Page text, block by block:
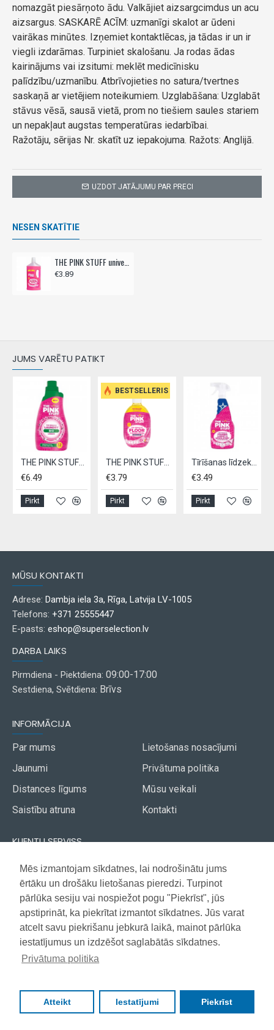
Mēs izmantojam sīkdatnes, lai nodrošinātu jums
ērtāku un drošāku lietošanas pieredzi. Turpinot
pārlūka sesiju vai nospiežot pogu "Piekrīst", jūs
apstiprināt, ka piekrītat izmantot sīkdatnes. Jūs varat
atcelt savu piekrišanu jebkurā laikā, mainot pārlūka
iestatījumus un izdzēšot saglabātās sīkdatnes.
Privātuma politika
Atteikt Iestatījumi Piekrīst
UZDOT JATĀJUMU PAR PRECI
nomazgāt piesārņoto ādu. Valkājiet aizsargcimdus un acu
aizsargus. SASKARĒ ACĪM: uzmanīgi skalot ar ūdeni
vairākas minūtes. Izņemiet kontaktlēcas, ja tādas ir un ir
viegli izdarāmas. Turpiniet skalošanu. Ja rodas ādas
kairinājums vai izsitumi: meklēt medicīnisku
palīdzību/uzmanību. Atbrīvojieties no satura/tvertnes
saskaņā ar vietējiem noteikumiem. Uzglabāšana: Uzglabāt
stāvus vēsā, sausā vietā, prom no tiešiem saules stariem
un nepakļaut augstas temperatūras iedarbībai.
Ražotāju, sērijas Nr. skatīt uz iepakojuma. Ražots: Anglijā.
NESEN SKATĪTIE
THE PINK STUFF universāls tīrīšanas līdzeklis grīdām 1L
€3.89
JUMS VARĒTU PATIKT
THE PINK STUFF šķidrais veļas mazgāšanas līdzeklis BIO 960ml
€6.49
Pirkt
BESTSELLERIS
€3.79
Pirkt
Tīrīšanas līdzeklis paklājiem un mīkstajām mēbelēm, THE PINK STUFF,- 500ml
€3.49
Pirkt
MŪSU KONTAKTI
Adrese: Dambja iela 3a, Rīga, Latvija LV-1005
Telefons: +371 25555447
E-pasts: eshop@superselection.lv
DARBA LAIKS
Pirmdiena - Piektdiena: 09:00-17:00
Sestdiena, Svētdiena: Brīvs
INFORMĀCIJA
Par mums
Jaunumi
Distances līgums
Saistību atruna
Lietošanas nosacījumi
Privātuma politika
Mūsu veikali
Kontakti
KLIENTU SERVISS
Piegāde
Apmaksa
Garantija
Akcijas avīze
Vietnes karte
Copyright © 2021, Super Selection, Visas tiesības aizsargātas